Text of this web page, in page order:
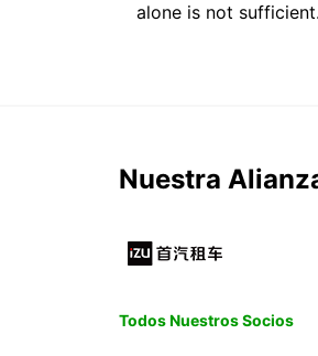
alone is not sufficient.
Nuestra
Todos Nuestros Socios